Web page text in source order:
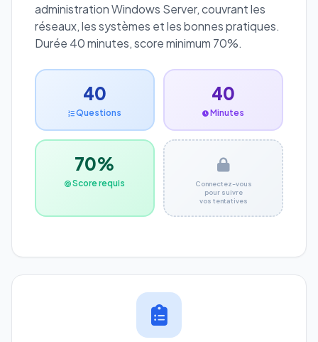
administration Windows Server, couvrant les
réseaux, les systèmes et les bonnes pratiques.
Durée 40 minutes, score minimum 70%.
40
Questions
40
Minutes
70%
Score requis
Connectez-vous
pour suivre
vos tentatives